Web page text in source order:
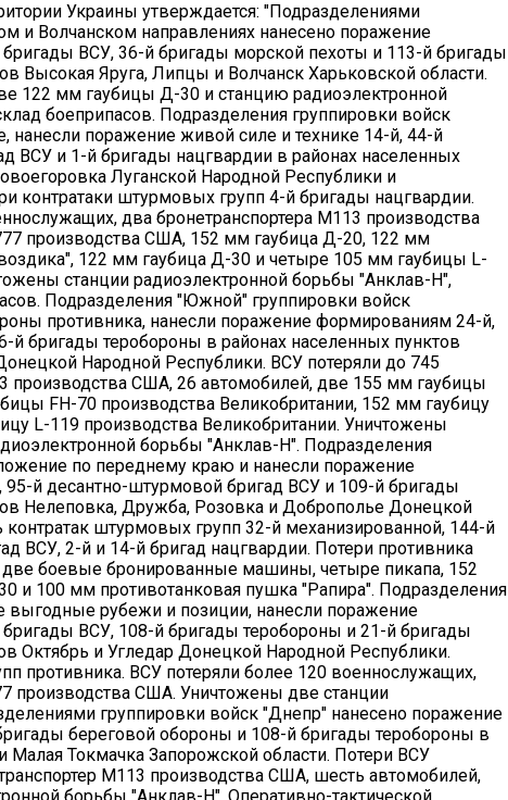
Украины утверждается: "Подразделениями
и Волчанском направлениях нанесено поражение
ВСУ, 36-й бригады морской пехоты и 113-й бригады
Высокая Яруга, Липцы и Волчанск Харьковской области.
122 мм гаубицы Д-30 и станцию радиоэлектронной
боеприпасов. Подразделения группировки войск
нанесли поражение живой силе и технике 14-й, 44-й
ВСУ и 1-й бригады нацгвардии в районах населенных
Луганской Народной Республики и
контратаки штурмовых групп 4-й бригады нацгвардии.
два бронетранспортера М113 производства
производства США, 152 мм гаубица Д-20, 122 мм
122 мм гаубица Д-30 и четыре 105 мм гаубицы L-
станции радиоэлектронной борьбы "Анклав-Н",
Подразделения "Южной" группировки войск
противника, нанесли поражение формированиям 24-й,
бригады теробороны в районах населенных пунктов
Народной Республики. ВСУ потеряли до 745
производства США, 26 автомобилей, две 155 мм гаубицы
FH-70 производства Великобритании, 152 мм гаубицу
L-119 производства Великобритании. Уничтожены
борьбы "Анклав-Н". Подразделения
по переднему краю и нанесли поражение
й десантно-штурмовой бригад ВСУ и 109-й бригады
Нелеповка, Дружба, Розовка и Доброполье Донецкой
штурмовых групп 32-й механизированной, 144-й
ВСУ, 2-й и 14-й бригад нацгвардии. Потери противника
две боевые бронированные машины, четыре пикапа, 152
100 мм противотанковая пушка "Рапира". Подразделения
выгодные рубежи и позиции, нанесли поражение
ВСУ, 108-й бригады теробороны и 21-й бригады
Октябрь и Угледар Донецкой Народной Республики.
противника. ВСУ потеряли более 120 военнослужащих,
производства США. Уничтожены две станции
группировки войск "Днепр" нанесено поражение
береговой обороны и 108-й бригады теробороны в
Малая Токмачка Запорожской области. Потери ВСУ
М113 производства США, шесть автомобилей,